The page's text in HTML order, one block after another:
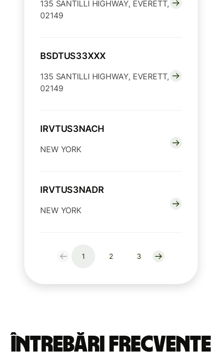
135 SANTILLI HIGHWAY, EVERETT,
02149
BSDTUS33XXX
135 SANTILLI HIGHWAY, EVERETT,
02149
IRVTUS3NACH
NEW YORK
IRVTUS3NADR
NEW YORK
1 2 3
Întrebări frecvente